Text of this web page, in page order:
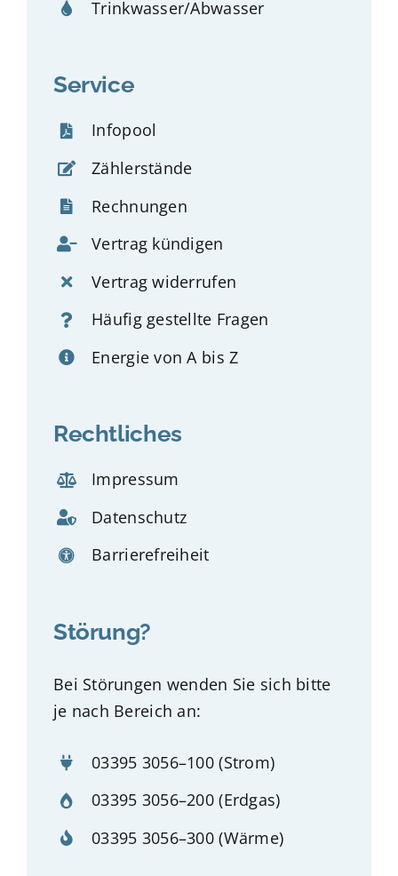
Trinkwasser/Abwasser
Service
Infopool
Zählerstände
Rechnungen
Vertrag kündigen
Vertrag widerrufen
Häufig gestellte Fragen
Energie von A bis Z
Rechtliches
Impressum
Datenschutz
Barrierefreiheit
Störung?
Bei Störungen wenden Sie sich bitte
je nach Bereich an:
03395 3056–100(Strom)
03395 3056–200(Erdgas)
03395 3056–300(Wärme)